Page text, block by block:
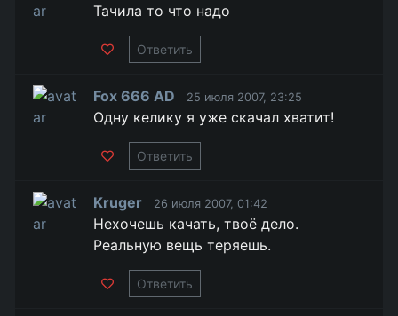
Тачила то что надо
Ответить
Fox 666 AD 25 июля 2007, 23:25
Одну келику я уже скачал хватит!
Ответить
Kruger 26 июля 2007, 01:42
Нехочешь качать, твоё дело.
Реальную вещь теряешь.
Ответить